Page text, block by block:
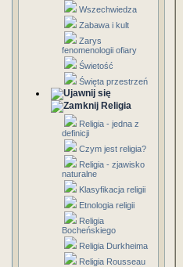
Wszechwiedza
Zabawa i kult
Zarys
fenomenologii ofiary
Świetość
Święta przestrzeń
Religia
Religia - jedna z
definicji
Czym jest religia?
Religia - zjawisko
naturalne
Klasyfikacja religii
Etnologia religii
Religia
Bocheńskiego
Religia Durkheima
Religia Rousseau